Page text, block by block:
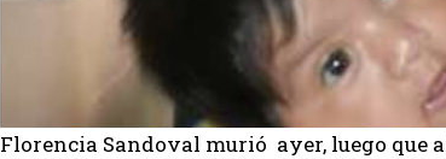
Florencia Sandoval murió ayer, luego que